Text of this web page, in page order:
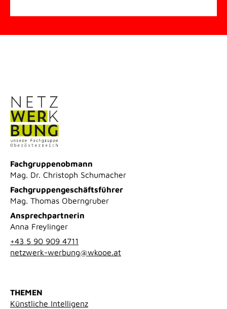
Fachgruppenobmann
Mag. Dr. Christoph Schumacher
Fachgruppengeschäftsführer
Mag. Thomas Oberngruber
Ansprechpartnerin
Anna Freylinger
+43 5 90 909 4711
netzwerk-werbung@wkooe.at
THEMEN
Künstliche Intelligenz